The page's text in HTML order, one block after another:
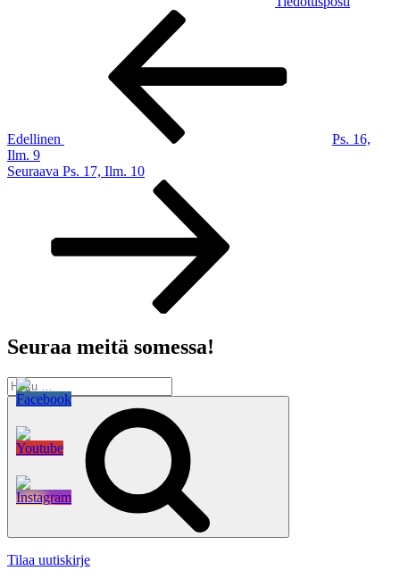
Edellinen
Ps. 16,
Ilm. 9
Seuraava
Seuraava Ps. 17, Ilm. 10
Seuraa meitä somessa!
Etsi:
Tilaa uutiskirje